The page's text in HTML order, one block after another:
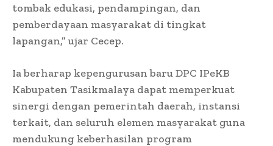
tombak edukasi, pendampingan, dan
pemberdayaan masyarakat di tingkat
lapangan,” ujar Cecep.
Ia berharap kepengurusan baru DPC IPeKB
Kabupaten Tasikmalaya dapat memperkuat
sinergi dengan pemerintah daerah, instansi
terkait, dan seluruh elemen masyarakat guna
mendukung keberhasilan program